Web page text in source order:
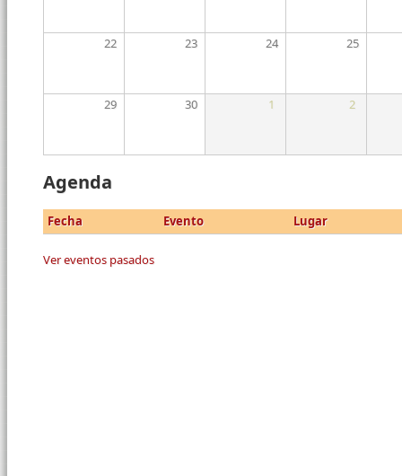
22 23 24 25
29 30 1 2
Agenda
Fecha Evento Lugar
Ver eventos pasados